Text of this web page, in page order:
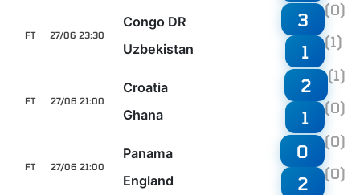
27/06 23:30
FT
Congo DR
Uzbekistan
3 (0)
1 (1)
27/06 21:00
FT
Croatia
Ghana
2 (1)
1 (0)
27/06 21:00
FT
Panama
England
0 (0)
2 (0)